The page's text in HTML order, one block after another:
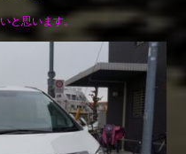
と思います。